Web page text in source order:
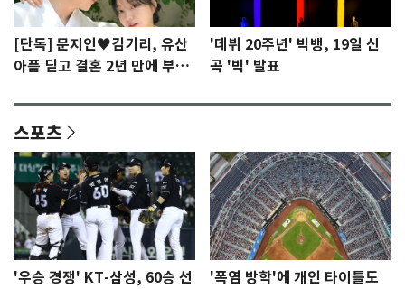
[단독] 문지인♥김기리, 유산
아픔 딛고 결혼 2년 만에 부모
'데뷔 20주년' 빅뱅, 19일 신
곡 '빅' 발표
스포츠
'우승 경쟁' KT-삼성, 60승 선
'폭염 방학'에 개인 타이틀도